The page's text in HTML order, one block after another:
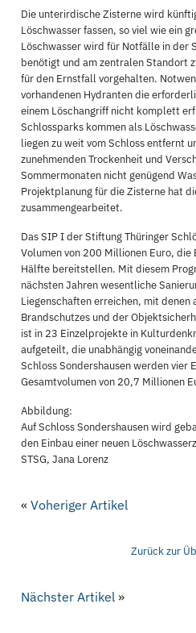
Die unterirdische Zisterne wird
Löschwasser fassen, so viel wie ein
Löschwasser wird für Notfälle in der
benötigt und am zentralen Standort
für den Ernstfall vorgehalten.
vorhandenen Hydranten die
einem Löschangriff nicht komplett
Schlossparks kommen als
liegen zu weit vom Schloss entfernt
zunehmenden Trockenheit und
Sommermonaten nicht genügend
Projektplanung für die Zisterne hat
zusammengearbeitet.
Das SIP I der Stiftung Thüringer
Volumen von 200 Millionen Euro, die
Hälfte bereitstellen. Mit diesem
nächsten Jahren wesentliche
Liegenschaften erreichen, mit denen
Brandschutzes und der
ist in 23 Einzelprojekte in
aufgeteilt, die unabhängig
Schloss Sondershausen werden vier
Gesamtvolumen von 20,7 Millionen
Abbildung:
Auf Schloss Sondershausen wird
den Einbau einer neuen
STSG, Jana Lorenz
«Voheriger Artikel
Zurück zur
Nächster Artikel »